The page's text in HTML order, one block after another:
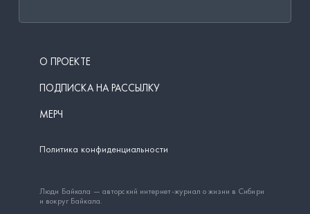
О ПРОЕКТЕ
ПОДПИСКА НА РАССЫЛКУ
МЕРЧ
Политика конфиденциальности
Люди Байкала — авторский интернет-журнал о жизни в Сибири
и вокруг Байкала.